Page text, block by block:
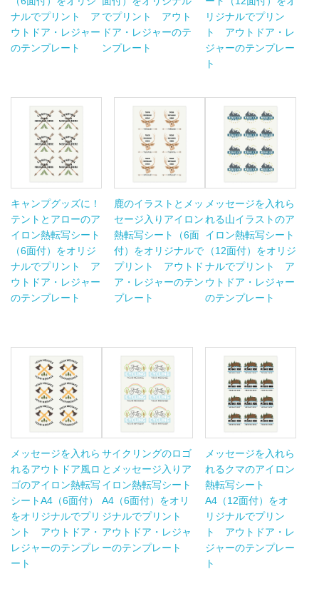
ナルでプリント ア
ウトドア・レジャー
のテンプレート
でプリント アウト
ドア・レジャーのテ
ンプレート
リジナルでプリン
ト アウトドア・レ
ジャーのテンプレー
ト
キャンプグッズに！
テントとアローのア
イロン熱転写シート
（6面付）をオリジ
ナルでプリント ア
ウトドア・レジャー
のテンプレート
鹿のイラストとメッ
セージ入りアイロン
熱転写シート（6面
付）をオリジナルで
プリント アウトド
ア・レジャーのテン
プレート
メッセージを入れら
れる山イラストのア
イロン熱転写シート
（12面付）をオリジ
ナルでプリント ア
ウトドア・レジャー
のテンプレート
メッセージを入れら
れるアウトドア風ロ
ゴのアイロン熱転写
シートA4（6面付）
をオリジナルでプリ
ント アウトドア・
レジャーのテンプレ
ート
サイクリングのロゴ
とメッセージ入りア
イロン熱転写シート
A4（6面付）をオリ
ジナルでプリント
アウトドア・レジャ
ーのテンプレート
メッセージを入れら
れるクマのアイロン
熱転写シート
A4（12面付）をオ
リジナルでプリン
ト アウトドア・レ
ジャーのテンプレー
ト